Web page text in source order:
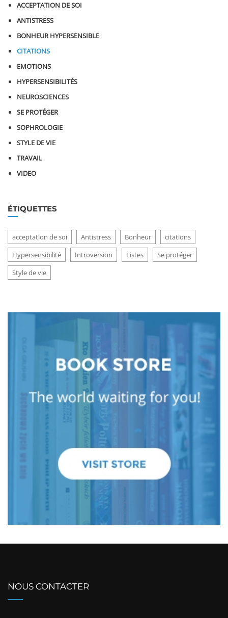
ACCEPTATION DE SOI
ANTISTRESS
BONHEUR HYPERSENSIBLE
CITATIONS
EMOTIONS
HYPERSENSIBILITÉS
NEUROSCIENCES
SE PROTÉGER
SOPHROLOGIE
STYLE DE VIE
TRAVAIL
VIDEO
ÉTIQUETTES
acceptation de soi Antistress Bonheur
citations
Hypersensibilité
Introversion Listes
Se protéger
Style de vie
NOUS CONTACTER